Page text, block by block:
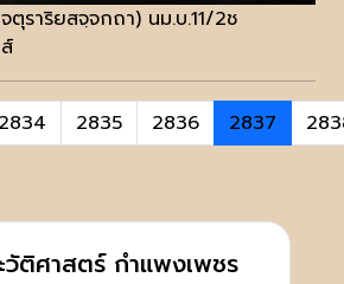
ราริยสจฺจกถา) นม.บ.11/2ช
2834 2835 2836 2837
วัติศาสตร์ กำแพงเพชร